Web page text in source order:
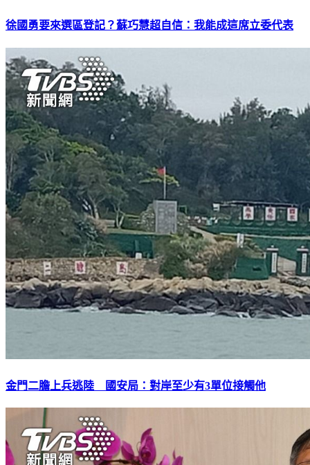
徐國勇要來選區登記？蘇巧慧超自信：我能成這席立委代表
金門二膽上兵逃陸 國安局：對岸至少有3單位接觸他